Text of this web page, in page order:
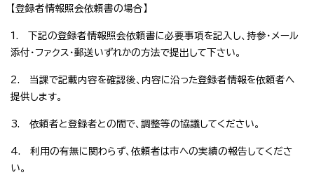
【登録者情報照会依頼書の場合】
1. 下記の登録者情報照会依頼書に必要事項を記入し、持参・メール
添付・ファクス・郵送いずれかの方法で提出して下さい。
2. 当課で記載内容を確認後、内容に沿った登録者情報を依頼者へ
提供します。
3. 依頼者と登録者との間で、調整等の協議してください。
4. 利用の有無に関わらず、依頼者は市への実績の報告してくださ
い。